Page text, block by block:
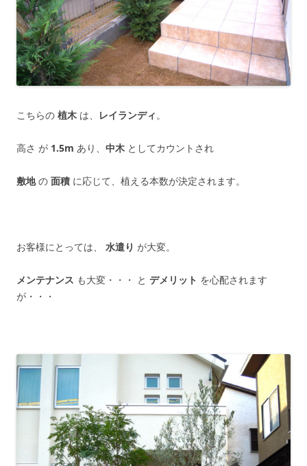
こちらの 植木 は、 レイランディ。
高さ が 1.5m あり、 中木 としてカウントされ
敷地の 面積 に応じて、植える本数が決定されます。
お客様にとっては、 水遣り が大変。
メンテナンス も大変・・・ と デメリット を心配されます
が・・・